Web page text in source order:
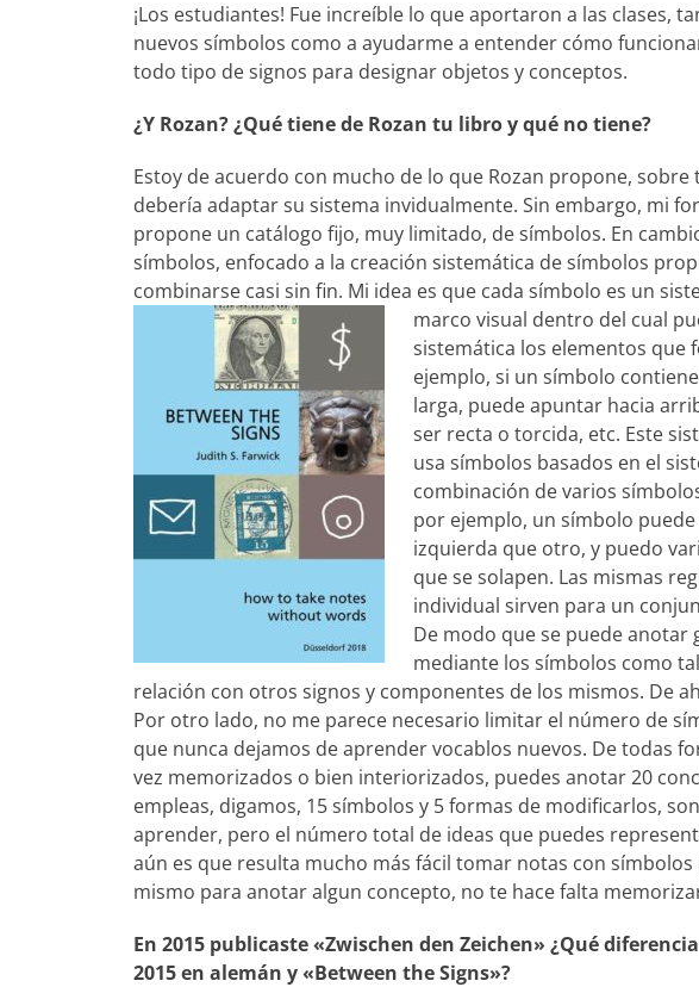
¡Los estudiantes! Fue increíble lo que aportaron a las clases,
nuevos símbolos como a ayudarme a entender cómo
todo tipo de signos para designar objetos y conceptos.
¿Y Rozan? ¿Qué tiene de Rozan tu libro y qué no tiene?
Estoy de acuerdo con mucho de lo que Rozan propone,
debería adaptar su sistema invidualmente. Sin embargo, mi
propone un catálogo fijo, muy limitado, de símbolos. En
símbolos, enfocado a la creación sistemática de símbolos
combinarse casi sin fin. Mi idea es que cada símbolo es un
marco visual dentro del cual
sistemática los elementos que
ejemplo, si un símbolo
larga, puede apuntar hacia
ser recta o torcida, etc. Este
usa símbolos basados en el
combinación de varios
por ejemplo, un símbolo
izquierda que otro, y puedo
que se solapen. Las mismas
individual sirven para un
De modo que se puede
mediante los símbolos como
relación con otros signos y componentes de los mismos. De
Por otro lado, no me parece necesario limitar el número de
que nunca dejamos de aprender vocablos nuevos. De todas
vez memorizados o bien interiorizados, puedes anotar 20
empleas, digamos, 15 símbolos y 5 formas de modificarlos,
aprender, pero el número total de ideas que puedes
aún es que resulta mucho más fácil tomar notas con
mismo para anotar algun concepto, no te hace falta
En 2015 publicaste «Zwischen den Zeichen» ¿Qué
2015 en alemán y «Between the Signs»?